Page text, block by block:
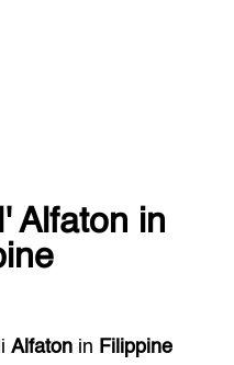
Alfaton in
Alfatonin Filippine